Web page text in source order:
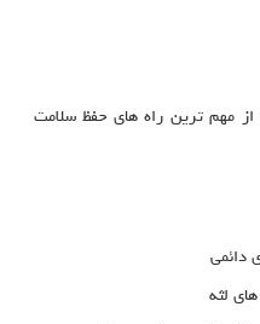
از مهم‌ ترین راه‌ های حفظ سلامت
دائمی
لثه